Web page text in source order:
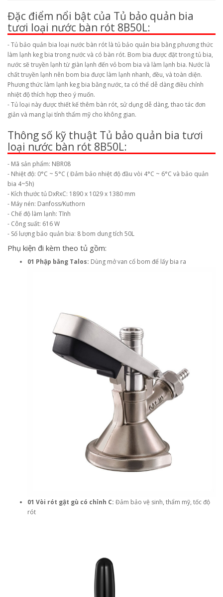
Đặc điểm nổi bật của Tủ bảo quản bia
tươi loại nước bàn rót 8B50L:
- Tủ bảo quản bia loại nước bàn rót là tủ bảo quản bia bằng phương thức
làm lạnh keg bia trong nước và có bàn rót. Bom bia được đặt trong tủ bia,
nước sẽ truyền lạnh từ giàn lạnh đến vỏ bom bia và làm lạnh bia. Nước là
chất truyền lạnh nên bom bia được làm lạnh nhanh, đều, và toàn diện.
Phương thức làm lạnh keg bia bằng nước, ta có thể dễ dàng điều chỉnh
nhiệt độ thích hợp theo ý muốn.
- Tủ loại này được thiết kế thêm bàn rót, sử dụng dễ dàng, thao tác đơn
giản và mang lại tính thẩm mỹ cho không gian.
Thông số kỹ thuật Tủ bảo quản bia tươi
loại nước bàn rót 8B50L:
- Mã sản phẩm: NBR08
- Nhiệt độ: 0°C ~ 5°C ( Đảm bảo nhiệt độ đầu vòi 4°C ~ 6°C và bảo quản
bia 4~5h)
- Kích thước tủ DxRxC: 1890 x 1029 x 1380 mm
- Máy nén: Danfoss/Kuthorn
- Chế độ làm lạnh: Tĩnh
- Công suất: 616 W
- Số lượng bảo quản bia: 8 bom dung tích 50L
Phụ kiện đi kèm theo tủ gồm:
01 Phập bằng Talos: Dùng mở van cổ bom để lấy bia ra
01 Vòi rót gật gù có chỉnh C: Đảm bảo vệ sinh, thẩm mỹ, tốc độ
rót